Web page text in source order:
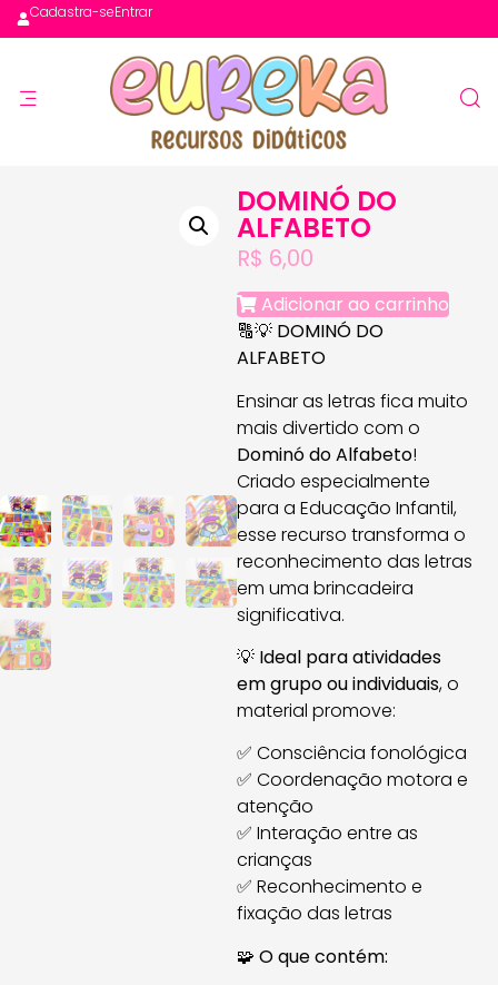
Cadastra-seEntrar
DOMINÓ DO
ALFABETO
R$ 6,00
Adicionar ao carrinho
🔠💡 DOMINÓ DO
ALFABETO
Ensinar as letras fica muito
mais divertido com o
Dominó do Alfabeto!
Criado especialmente
para a Educação Infantil,
esse recurso transforma o
reconhecimento das letras
em uma brincadeira
significativa.
💡 Ideal para atividades
em grupo ou individuais, o
material promove:
✅ Consciência fonológica
✅ Coordenação motora e
atenção
✅ Interação entre as
crianças
✅ Reconhecimento e
fixação das letras
🧩 O que contém: